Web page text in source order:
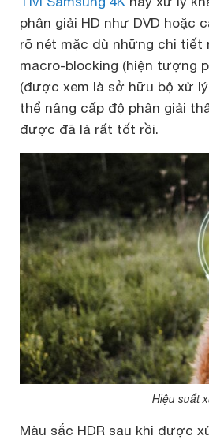
phân giải HD như DVD
rõ nét mặc dù những chi
macro-blocking (hiện tượng
(được xem là sở hữu bộ xử
thể nâng cấp độ phân giải
được đã là rất tốt rồi.
Hiệu suất
Màu sắc HDR sau khi được